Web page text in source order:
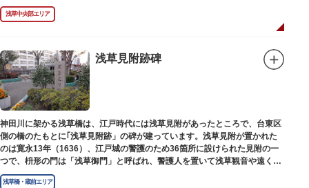
<「さらざんまい」監督の幾原邦彦氏のコメント>
「実在する風景を舞台として制作したキャラクターたちが、このような形で
地域の方々にも受け入れていただけて大変嬉しいです。聖地巡礼のシンボル
設置年月日:令和3年3月10日
浅草中央部エリア
浅草見附跡碑
神田川に架かる浅草橋は、江戸時代には浅草見附があったところで、台東区
側の橋のたもとに｢浅草見附跡」の碑が建っています。浅草見附が置かれた
のは寛永13年（1636）、江戸城の警護のため36箇所に設けられた見附の一
つで、枡形の門は「浅草御門」と呼ばれ、警護人を置いて浅草観音や遠くは
奥州へ往来する人々を取り締まりました。
浅草橋・蔵前エリア